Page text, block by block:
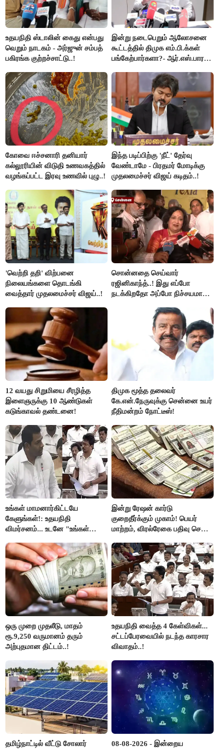
உதயநிதி ஸ்டாலின் கைது என்பது
வெறும் நாடகம் - அர்ஜுன் சம்பத்
பகிரங்க குற்றச்சாட்டு..!
இன்று நடைபெறும் ஆலோசனை
கூட்டத்தில் திமுக எம்.பி.க்கள்
பங்கேற்பார்களா?- ஆர்.எஸ்.பாரதி
கோவை ஈச்சனாரி தனியார்
கல்லூரியின் விடுதி உணவகத்தில்
வழங்கப்பட்ட இரவு உணவில் புழு..!
இந்த படிப்பிற்கு 'நீட்' தேர்வு
வேண்டாமே - பிரதமர் மோடிக்கு
முதலமைச்சர் விஜய் கடிதம்..!
'வெற்றி தறி' விற்பனை
நிலையங்களை தொடங்கி
வைத்தார் முதலமைச்சர் விஜய்..!
சொன்னதை செய்வார்
ரஜினிகாந்த்..! இது எப்போ
நடக்கிறதோ அப்போ நிச்சயமாக
ரஜினிகாந்த்..!
12 வயது சிறுமியை சீரழித்த
இளைஞருக்கு 10 ஆண்டுகள்
கடுங்காவல் தண்டனை!
திமுக மூத்த தலைவர்
கே.என்.நேருவுக்கு சென்னை உயர்
நீதிமன்றம் நோட்டீஸ்!
உங்கள் மாமனார்கிட்டயே
கேளுங்கள்!: உதயநிதி
விமர்சனம்... உடனே "உங்கள்
ஆதவ் அர்ஜுனா பதிலடி!
இன்று ரேஷன் கார்டு
குறைதீர்க்கும் முகாம்! பெயர்
மாற்றம், விரல்ரேகை பதிவு செய்ய
ஒரு முறை முதலீடு, மாதம்
ரூ.9,250 வருமானம் தரும்
அற்புதமான திட்டம்..!
உதயநிதி வைத்த 4 கேள்விகள்...
சட்டப்பேரவையில் நடந்த காரசார
விவாதம்..!
தமிழ்நாட்டில் வீட்டு சோலார்
08-08-2026 - இன்றைய